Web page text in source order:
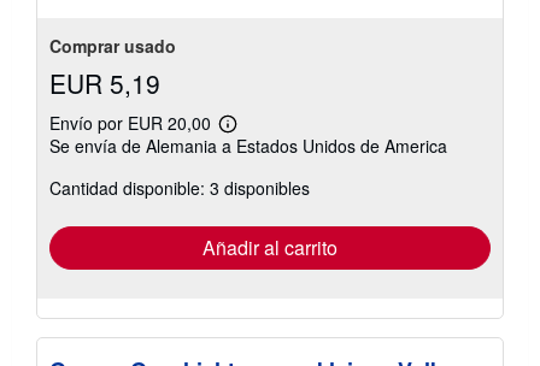
Comprar usado
EUR 5,19
Envío por EUR 20,00
Más
información
las
tarifas
envío
Se envía de Alemania a Estados Unidos de America
Cantidad disponible: 3 disponibles
Añadir al carrito